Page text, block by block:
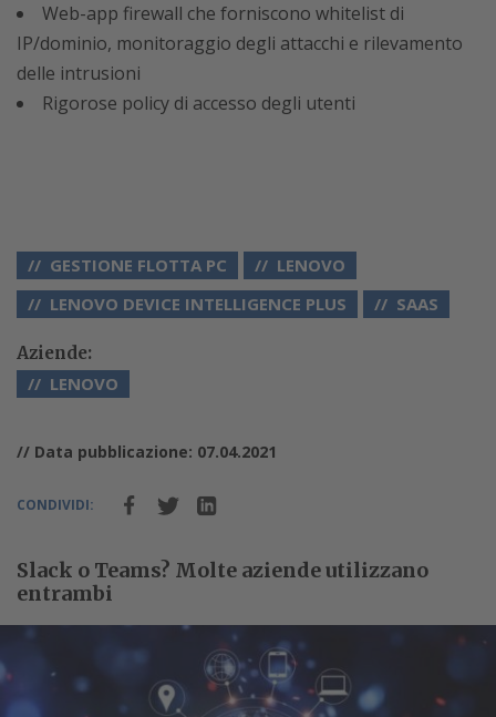
Web-app firewall che forniscono whitelist di
IP/dominio, monitoraggio degli attacchi e rilevamento
delle intrusioni
Rigorose policy di accesso degli utenti
GESTIONE FLOTTA PC
LENOVO
LENOVO DEVICE INTELLIGENCE PLUS
SAAS
Aziende:
LENOVO
// Data pubblicazione: 07.04.2021
CONDIVIDI:
Slack o Teams? Molte aziende utilizzano
entrambi